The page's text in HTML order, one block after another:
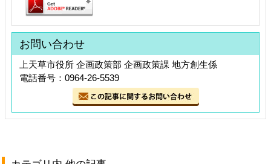
お問い合わせ
上天草市役所 企画政策部 企画政策課 地方創生係
電話番号：0964-26-5539